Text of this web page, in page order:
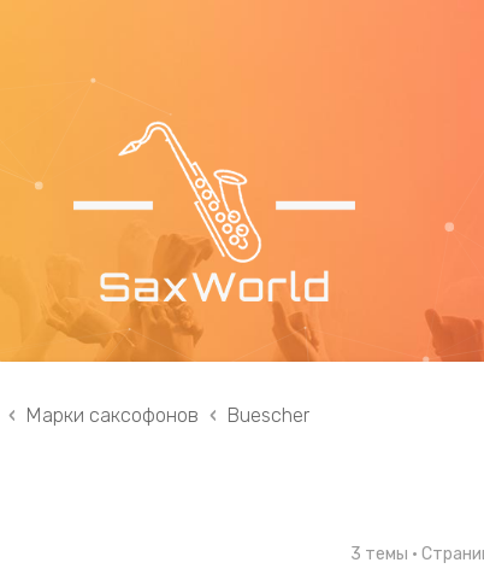
Марки саксофонов Buescher
3 темы •